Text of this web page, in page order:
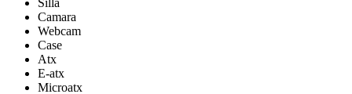
Camara
Webcam
Case
Atx
E-atx
Microatx